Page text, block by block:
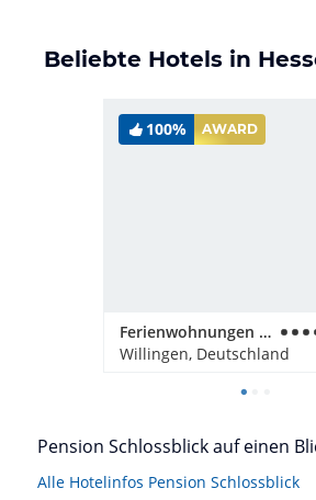
Beliebte Hotels in
100% AWARD
Ferienwohnungen Landhaus Meran
Willingen, Deutschland
Pension Schlossblick auf einen
Alle Hotelinfos Pension Schlossblick